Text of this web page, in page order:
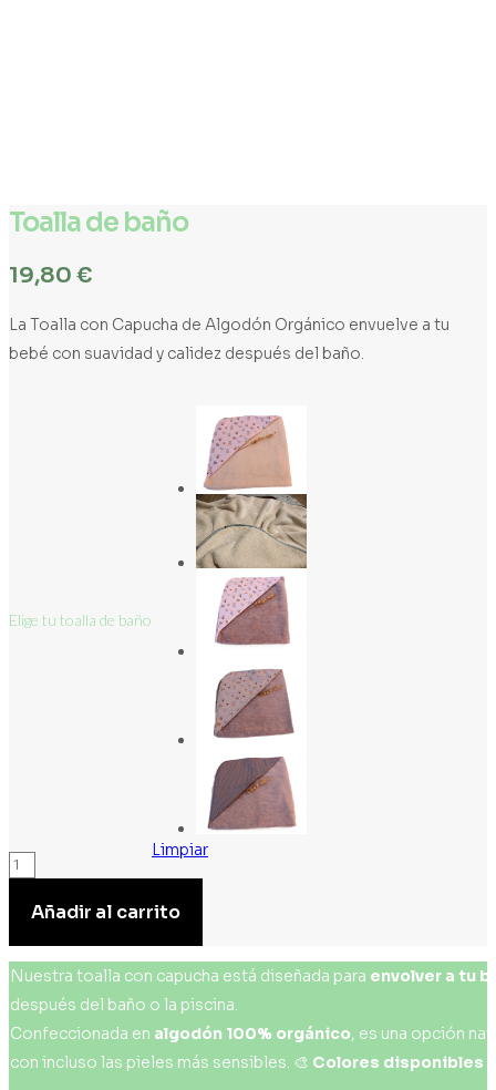
Toalla de baño
19,80 €
La Toalla con Capucha de Algodón Orgánico envuelve a tu
bebé con suavidad y calidez después del baño.
Elige tu toalla de baño
Limpiar
Toalla
bañoAñadir al carrito
Nuestra toalla con capucha está diseñada para envolver a tu
después del baño o la piscina.
Confeccionada en algodón 100% orgánico, es una opción
con incluso las pieles más sensibles. 🎨 Colores disponibles